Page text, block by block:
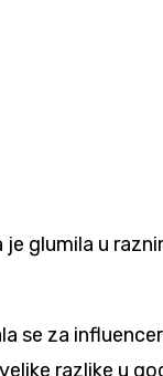
glumila u
se za
razlike u